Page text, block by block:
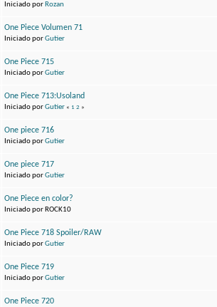
Iniciado porRozan
One Piece Volumen 71
Iniciado porGutier
One Piece 715
Iniciado porGutier
One Piece 713:Usoland
Iniciado porGutier « 1 2»
One piece 716
Iniciado porGutier
One piece 717
Iniciado porGutier
One Piece en color?
Iniciado por ROCK10
One Piece 718 Spoiler/RAW
Iniciado porGutier
One Piece 719
Iniciado porGutier
One Piece 720